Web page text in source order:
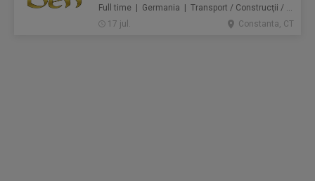
Full time | Germania | Transport / Construcţii / Amenajări
17 jul.
Constanta, CT